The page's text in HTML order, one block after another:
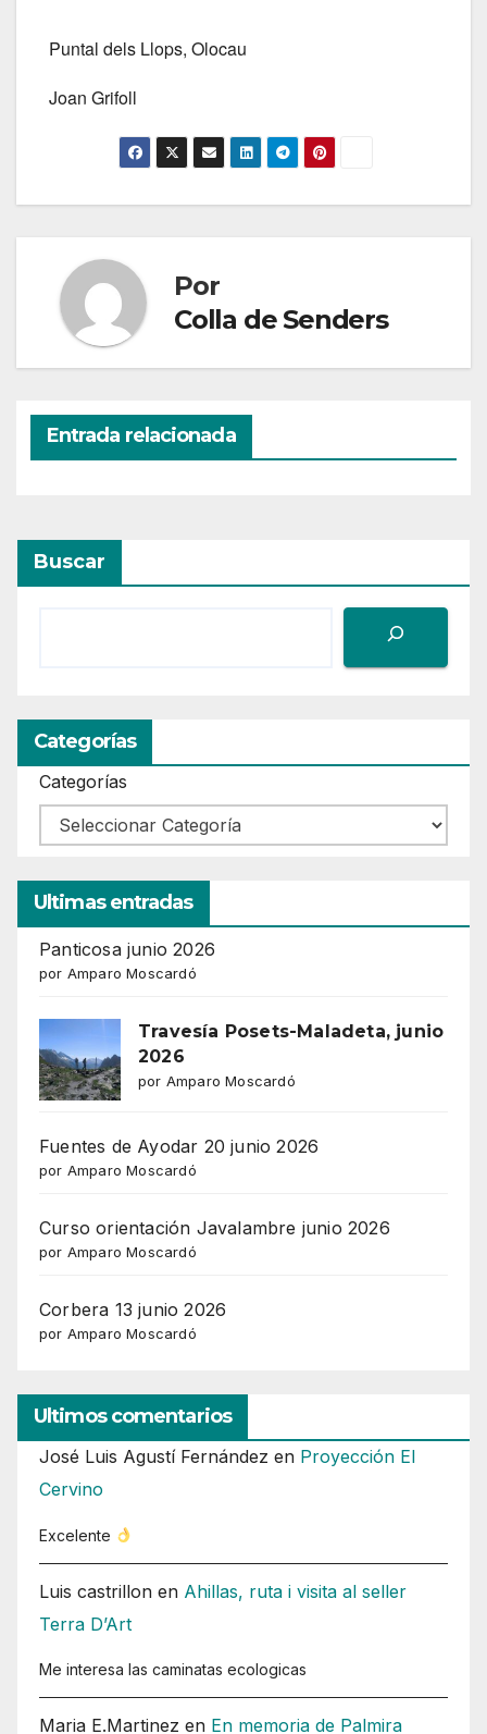
Puntal dels Llops, Olocau
Joan Grifoll
Por
Colla de Senders
Entrada relacionada
Buscar
Categorías
Categorías
Ultimas entradas
Panticosa junio 2026
por Amparo Moscardó
Travesía Posets-Maladeta, junio
2026
por Amparo Moscardó
Fuentes de Ayodar 20 junio 2026
por Amparo Moscardó
Curso orientación Javalambre junio 2026
por Amparo Moscardó
Corbera 13 junio 2026
por Amparo Moscardó
Ultimos comentarios
José Luis Agustí Fernández en Proyección El
Cervino
Excelente
Luis castrillon en Ahillas, ruta i visita al seller
Terra D’Art
Me interesa las caminatas ecologicas
Maria E.Martinez en En memoria de Palmira